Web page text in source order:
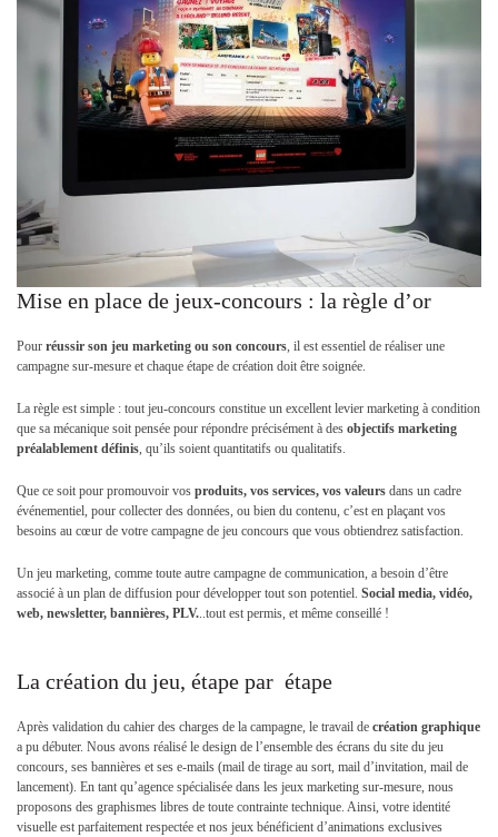
Mise en place de jeux-concours : la règle d’or
Pour réussir son jeu marketing ou son concours, il est essentiel de réaliser une
campagne sur-mesure et chaque étape de création doit être soignée.
La règle est simple : tout jeu-concours constitue un excellent levier marketing à condition
que sa mécanique soit pensée pour répondre précisément à des objectifs marketing
préalablement définis, qu’ils soient quantitatifs ou qualitatifs.
Que ce soit pour promouvoir vos produits, vos services, vos valeurs dans un cadre
événementiel, pour collecter des données, ou bien du contenu, c’est en plaçant vos
besoins au cœur de votre campagne de jeu concours que vous obtiendrez satisfaction.
Un jeu marketing, comme toute autre campagne de communication, a besoin d’être
associé à un plan de diffusion pour développer tout son potentiel. Social media, vidéo,
web, newsletter, bannières, PLV...tout est permis, et même conseillé !
La création du jeu, étape par étape
Après validation du cahier des charges de la campagne, le travail de création graphique
a pu débuter. Nous avons réalisé le design de l’ensemble des écrans du site du jeu
concours, ses bannières et ses e-mails (mail de tirage au sort, mail d’invitation, mail de
lancement). En tant qu’agence spécialisée dans les jeux marketing sur-mesure, nous
proposons des graphismes libres de toute contrainte technique. Ainsi, votre identité
visuelle est parfaitement respectée et nos jeux bénéficient d’animations exclusives